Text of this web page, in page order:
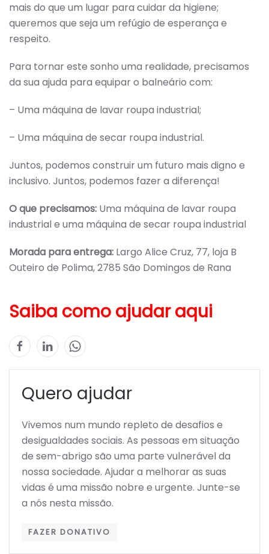
mais do que um lugar para cuidar da higiene;
queremos que seja um refúgio de esperança e
respeito.
Para tornar este sonho uma realidade, precisamos
da sua ajuda para equipar o balneário com:
– Uma máquina de lavar roupa industrial;
– Uma máquina de secar roupa industrial.
Juntos, podemos construir um futuro mais digno e
inclusivo. Juntos, podemos fazer a diferença!
O que precisamos: Uma máquina de lavar roupa
industrial e uma máquina de secar roupa industrial
Morada para entrega: Largo Alice Cruz, 77, loja B
Outeiro de Polima, 2785 São Domingos de Rana
Saiba como ajudar aqui
Quero ajudar
Vivemos num mundo repleto de desafios e
desigualdades sociais. As pessoas em situação
de sem-abrigo são uma parte vulnerável da
nossa sociedade. Ajudar a melhorar as suas
vidas é uma missão nobre e urgente. Junte-se
a nós nesta missão.
FAZER DONATIVO